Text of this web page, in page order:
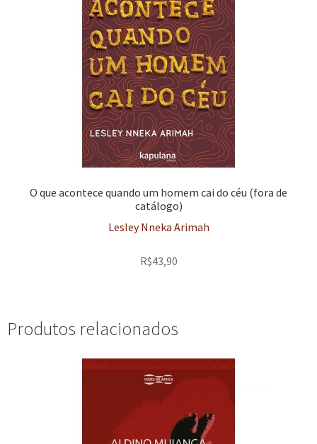
O que acontece quando um homem cai do céu (fora de
catálogo)
Lesley Nneka Arimah
R$43,90
Produtos relacionados